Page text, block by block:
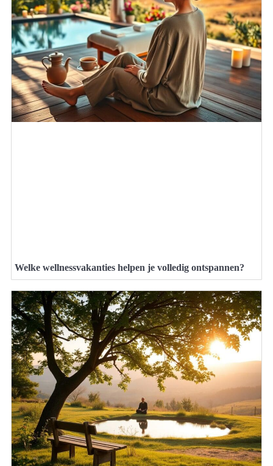
Welke wellnessvakanties helpen je volledig ontspannen?